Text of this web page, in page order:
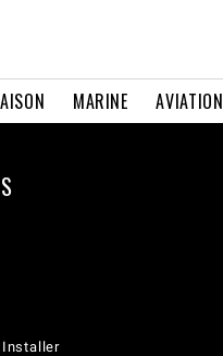
MARINE AVIATION
Installer